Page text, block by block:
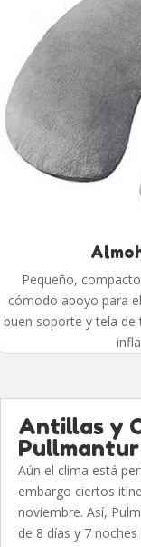
Pequeño,
cómodo apoyo para
buen soporte y tela de
Antillas y
Pullmantur
Aún el clima está
embargo ciertos
noviembre. Así,
de 8 días y 7